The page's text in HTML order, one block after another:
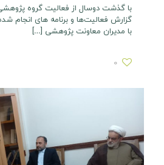
با گذشت دوسال از فعالیت گروه پژوهشی
گزارش فعالیت‌ها و برنامه های انجام
با مدیران معاونت پژوهشی […]
0